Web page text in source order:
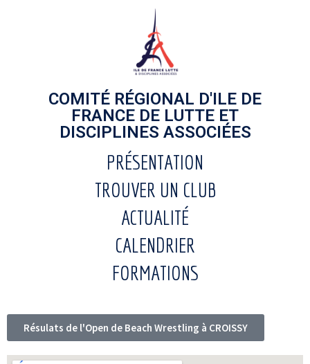
COMITÉ RÉGIONAL D'ILE DE
FRANCE DE LUTTE ET
DISCIPLINES ASSOCIÉES
PRÉSENTATION
TROUVER UN CLUB
ACTUALITÉ
CALENDRIER
FORMATIONS
Résulats de l'Open de Beach Wrestling à CROISSY